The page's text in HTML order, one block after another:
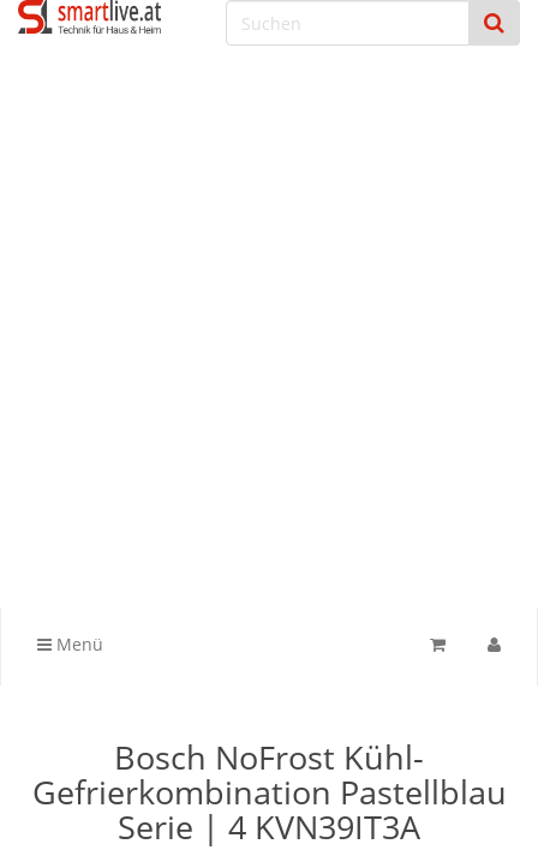
Menü
Bosch NoFrost Kühl-
Gefrierkombination Pastellblau
Serie | 4 KVN39IT3A